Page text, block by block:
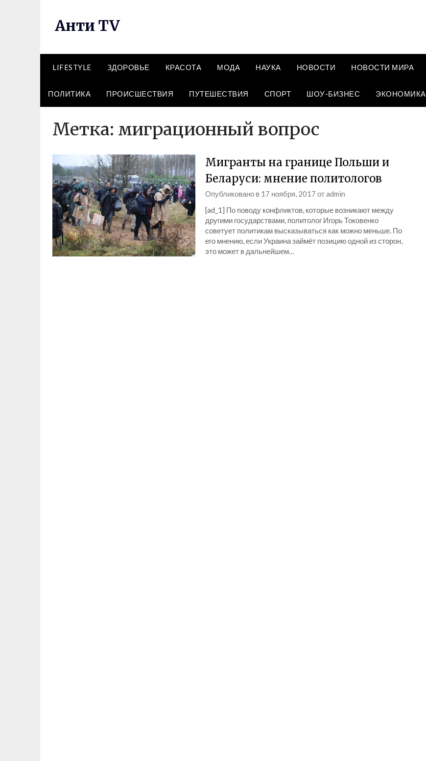
Анти TV
LIFESTYLE ЗДОРОВЬЕ КРАСОТА МОДА НАУКА НОВОСТИ НОВОСТИ МИРА
ПОЛИТИКА ПРОИСШЕСТВИЯ ПУТЕШЕСТВИЯ СПОРТ ШОУ-БИЗНЕС ЭКОНОМИКА
Метка: миграционный вопрос
Мигранты на границе Польши и
Беларуси: мнение политологов
Опубликовано в 17 ноября, 2017 отadmin
[ad_1] По поводу конфликтов, которые возникают между
другими государствами, политолог Игорь Токовенко
советует политикам высказываться как можно меньше. По
его мнению, если Украина займёт позицию одной из сторон,
это может в дальнейшем…